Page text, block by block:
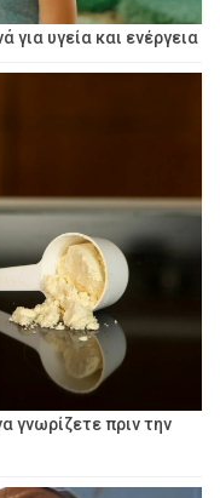
για υγεία και ενέργεια
γνωρίζετε πριν την